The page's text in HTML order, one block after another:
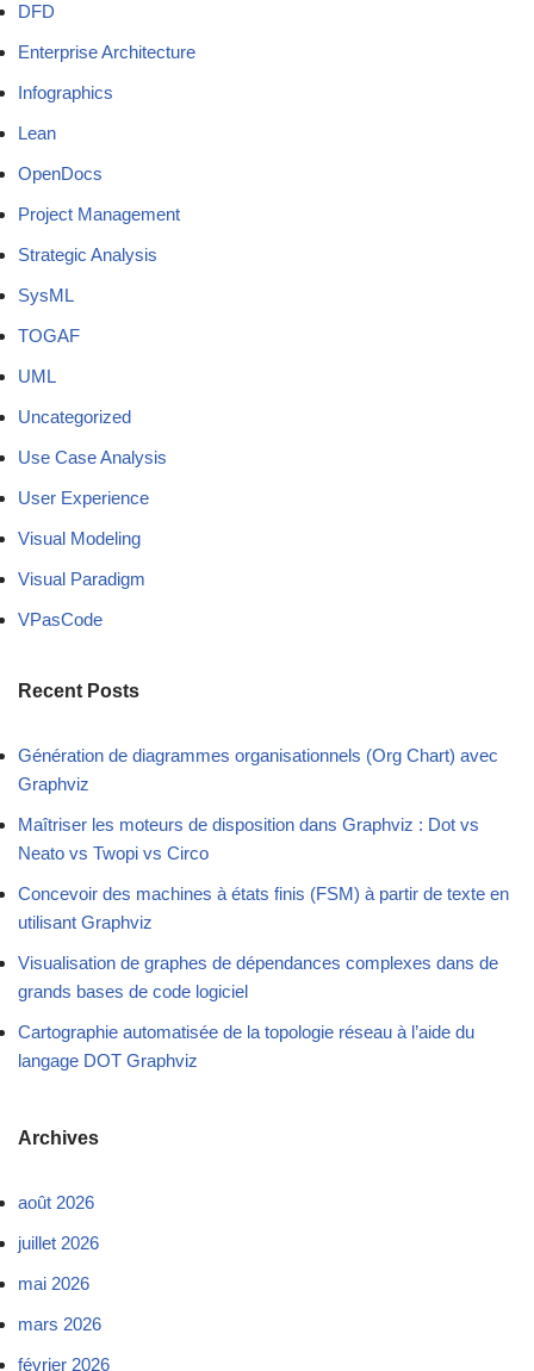
DFD
Enterprise Architecture
Infographics
Lean
OpenDocs
Project Management
Strategic Analysis
SysML
TOGAF
UML
Uncategorized
Use Case Analysis
User Experience
Visual Modeling
Visual Paradigm
VPasCode
Recent Posts
Génération de diagrammes organisationnels (Org Chart) avec
Graphviz
Maîtriser les moteurs de disposition dans Graphviz : Dot vs
Neato vs Twopi vs Circo
Concevoir des machines à états finis (FSM) à partir de texte en
utilisant Graphviz
Visualisation de graphes de dépendances complexes dans de
grands bases de code logiciel
Cartographie automatisée de la topologie réseau à l’aide du
langage DOT Graphviz
Archives
août 2026
juillet 2026
mai 2026
mars 2026
février 2026